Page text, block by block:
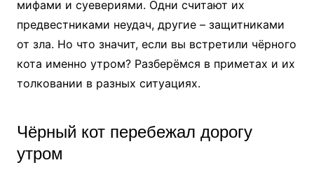
мифами и суевериями. Одни считают их
предвестниками неудач, другие – защитниками
от зла. Но что значит, если вы встретили чёрного
кота именно утром? Разберёмся в приметах и их
толковании в разных ситуациях.
Чёрный кот перебежал дорогу
утром